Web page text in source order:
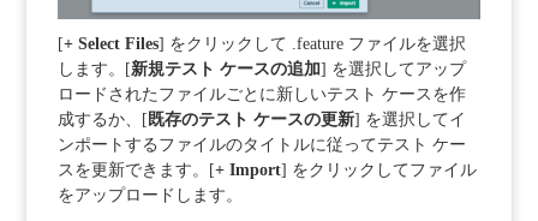
[+ Select Files] をクリックして .feature ファイルを選択
します。
[新規テスト ケースの追加] を選択してアップ
ロードされたファイルごとに新しいテスト ケースを作
成するか、[ 既存のテスト ケースの更新] を選択してイ
ンポートするファイルのタイトルに従ってテスト ケー
スを更新できます。
[+ Import] をクリックしてファイル
をアップロードします。